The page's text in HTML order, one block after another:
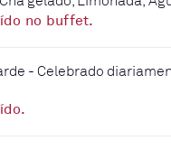
no buffet.
- Celebrado